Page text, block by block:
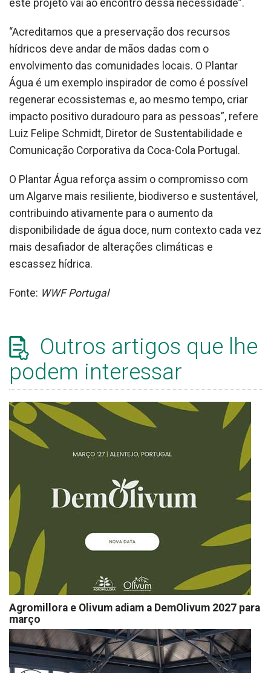
este projeto vai ao encontro dessa necessidade”.
“Acreditamos que a preservação dos recursos
hídricos deve andar de mãos dadas com o
envolvimento das comunidades locais. O Plantar
Água é um exemplo inspirador de como é possível
regenerar ecossistemas e, ao mesmo tempo, criar
impacto positivo duradouro para as pessoas”, refere
Luiz Felipe Schmidt, Diretor de Sustentabilidade e
Comunicação Corporativa da Coca-Cola Portugal.
O Plantar Água reforça assim o compromisso com
um Algarve mais resiliente, biodiverso e sustentável,
contribuindo ativamente para o aumento da
disponibilidade de água doce, num contexto cada vez
mais desafiador de alterações climáticas e
escassez hídrica.
Fonte: WWF Portugal
Outros artigos que lhe
podem interessar
Agromillora e Olivum adiam a DemOlivum 2027 para
março